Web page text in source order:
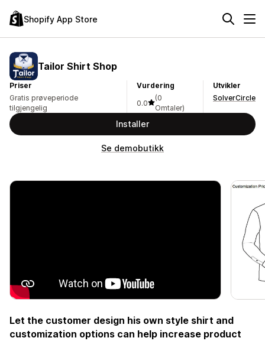
Shopify App Store
Tailor Shirt Shop
Priser
Gratis prøveperiode
tilgjengelig
Vurdering
0.0
(0
Omtaler)
Utvikler
SolverCircle
Installer
Se demobutikk
Let the customer design his own style shirt and
customization options can help increase product